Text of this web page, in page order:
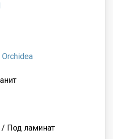
Orchidea
Под ламинат